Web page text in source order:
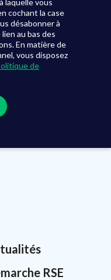
laquelle vous
cochant la case
désabonner à
au bas des
En matière de
vous disposez
de
RSE